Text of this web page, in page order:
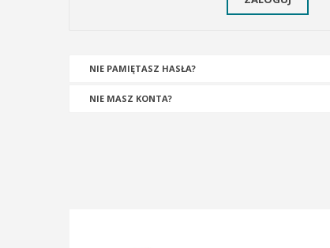
NIE PAMIĘTASZ HASŁA?
NIE MASZ KONTA?